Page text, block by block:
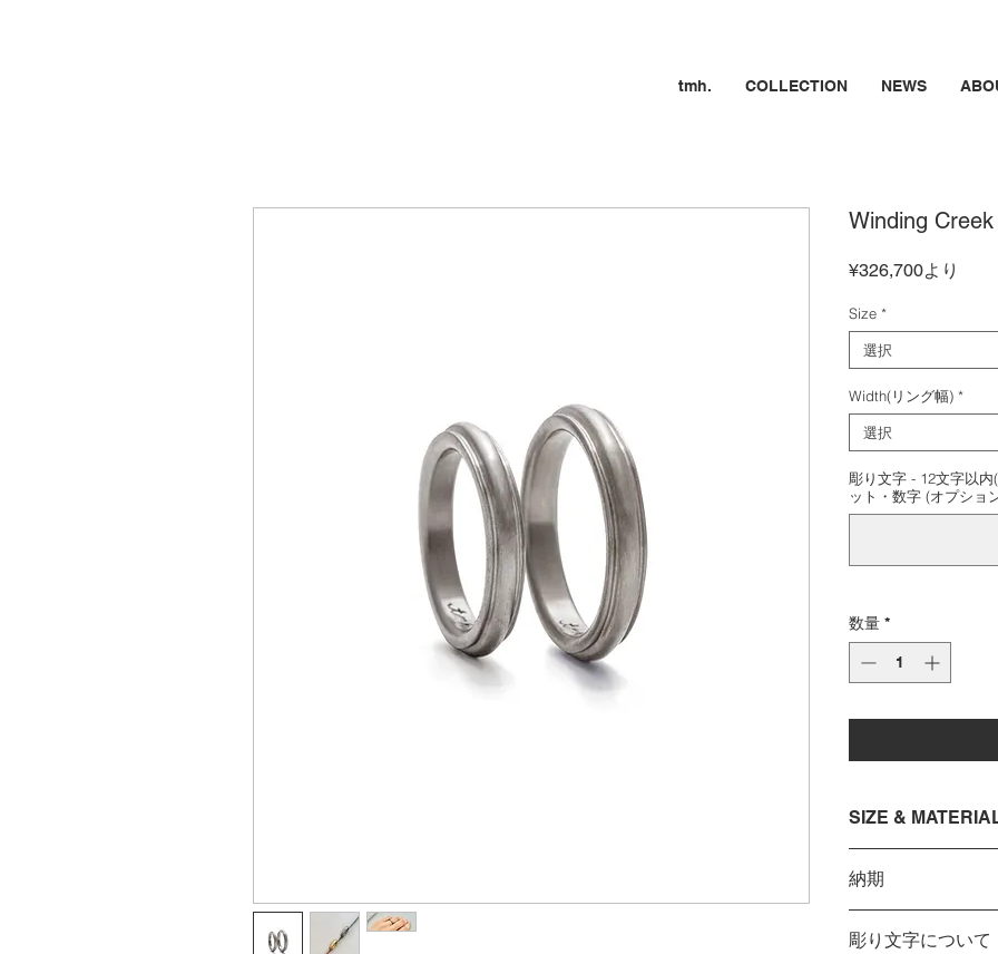
tmh. COLLECTION NEWS
Winding
¥326,700より
価
Size *
選択
Width(リング幅) *
選択
彫り文字 - 12文字以
ット・数字 (オプショ
数量 *
SIZE &
ring width : 2.8mm
※着用画像は3.2mm
K18WG (18 karat
納期
急ぎの納期をご希望
彫り文字について